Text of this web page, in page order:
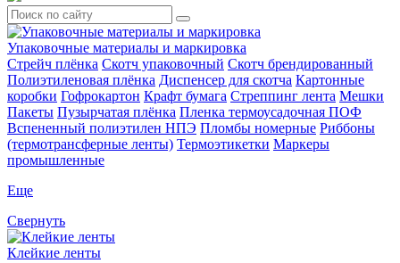
Упаковочные материалы и маркировка
Стрейч плёнка Скотч упаковочный Скотч брендированный
Полиэтиленовая плёнка Диспенсер для скотча Картонные
коробки Гофрокартон Крафт бумага Стреппинг лента Мешки
Пакеты Пузырчатая плёнка Пленка термоусадочная ПОФ
Вспененный полиэтилен НПЭ Пломбы номерные Риббоны
(термотрансферные ленты) Термоэтикетки Маркеры
промышленные
Еще
Свернуть
Клейкие ленты